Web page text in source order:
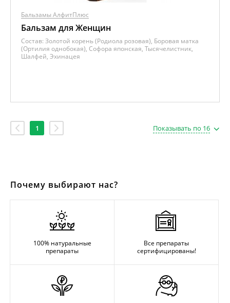
Бальзамы АлфитПлюс
Бальзам для Женщин
Состав: Золотой корень (Родиола розовая), Боровая матка
(Ортилия однобокая), Софора японская, Тысячелистник,
Шалфей, Эхинацея
1 Показывать по 16
Почему выбирают нас?
100% натуральные
препараты
Все препараты
сертифицированы!